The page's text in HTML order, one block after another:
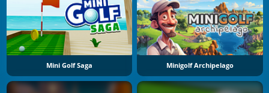
Mini Golf Saga Minigolf Archipelago